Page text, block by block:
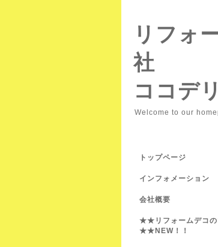
リフォ
社
ココデ
Welcome to our
トップページ
インフォメーション
会社概要
★★リフォームデコの
★★NEW！！